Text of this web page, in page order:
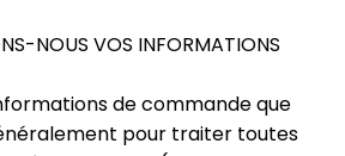
NOUS VOS INFORMATIONS
de commande que
pour traiter toutes